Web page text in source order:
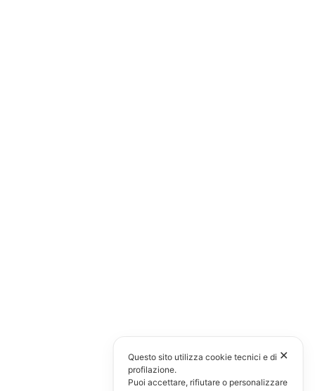
✕
Questo sito utilizza cookie tecnici e di
profilazione.
Puoi accettare, rifiutare o personalizzare